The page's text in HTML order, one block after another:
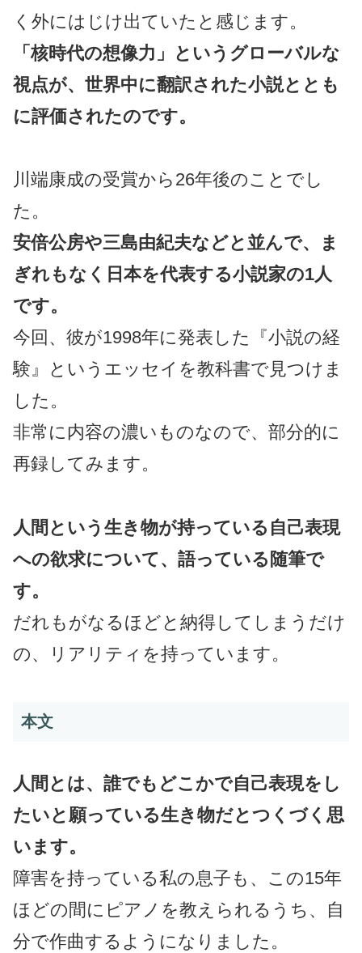
く外にはじけ出ていたと感じます。
「核時代の想像力」というグローバルな
視点が、世界中に翻訳された小説ととも
に評価されたのです。
川端康成の受賞から26年後のことでし
た。
安倍公房や三島由紀夫などと並んで、ま
ぎれもなく日本を代表する小説家の1人
です。
今回、彼が1998年に発表した『小説の経
験』というエッセイを教科書で見つけま
した。
非常に内容の濃いものなので、部分的に
再録してみます。
人間という生き物が持っている自己表現
への欲求について、語っている随筆で
す。
だれもがなるほどと納得してしまうだけ
の、リアリティを持っています。
本文
人間とは、誰でもどこかで自己表現をし
たいと願っている生き物だとつくづく思
います。
障害を持っている私の息子も、この15年
ほどの間にピアノを教えられるうち、自
分で作曲するようになりました。